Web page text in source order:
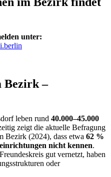
unter:
Bezirk –
leben rund 40.000–45.000
zeigt die aktuelle Befragung
Bezirk (2024), dass etwa 62 %
nicht kennen.
gut vernetzt, haben
oder